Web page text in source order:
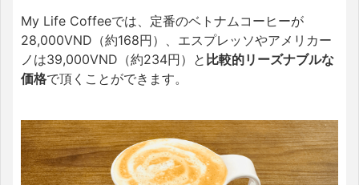
My Life Coffeeでは、定番のベトナムコーヒーが
28,000VND（約168円）、エスプレッソやアメリカー
ノは39,000VND（約234円）と 比較的リーズナブルな
価格で頂くことができます。